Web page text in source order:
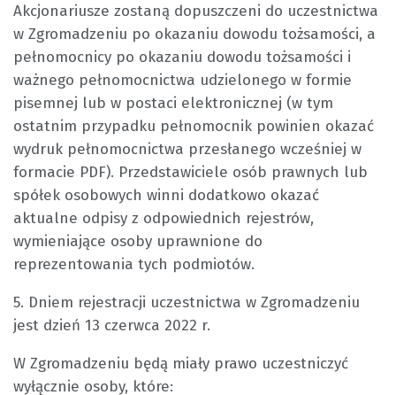
Akcjonariusze zostaną dopuszczeni do uczestnictwa
w Zgromadzeniu po okazaniu dowodu tożsamości, a
pełnomocnicy po okazaniu dowodu tożsamości i
ważnego pełnomocnictwa udzielonego w formie
pisemnej lub w postaci elektronicznej (w tym
ostatnim przypadku pełnomocnik powinien okazać
wydruk pełnomocnictwa przesłanego wcześniej w
formacie PDF). Przedstawiciele osób prawnych lub
spółek osobowych winni dodatkowo okazać
aktualne odpisy z odpowiednich rejestrów,
wymieniające osoby uprawnione do
reprezentowania tych podmiotów.
5. Dniem rejestracji uczestnictwa w Zgromadzeniu
jest dzień 13 czerwca 2022 r.
W Zgromadzeniu będą miały prawo uczestniczyć
wyłącznie osoby, które: